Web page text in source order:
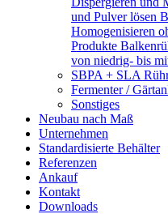
und Pulver lösen
Homogenisieren
Produkte
von niedrig- bis
SBPA + SLA
Fermenter /
Sonstiges
Neubau nach Maß
Unternehmen
Standardisierte Behälter
Referenzen
Ankauf
Kontakt
Downloads